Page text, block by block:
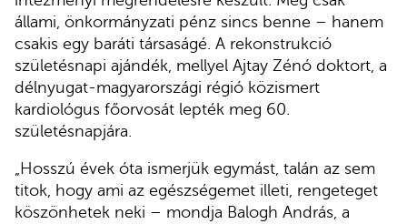
állami, önkormányzati pénz sincs benne – hanem
csakis egy baráti társaságé. A rekonstrukció
születésnapi ajándék, mellyel Ajtay Zénó doktort, a
délnyugat-magyarországi régió közismert
kardiológus főorvosát lepték meg 60.
születésnapjára.
„Hosszú évek óta ismerjük egymást, talán az sem
titok, hogy ami az egészségemet illeti, rengeteget
köszönhetek neki – mondja Balogh András, a